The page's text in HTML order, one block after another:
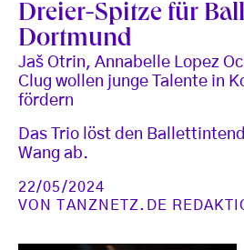
Dreier-Spitze für
Dortmund
Jaš Otrin, Annabelle Lopez
Clug wollen junge Talente in
fördern
Das Trio löst den
Wang ab.
22/05/2024
VONTANZNETZ.DE